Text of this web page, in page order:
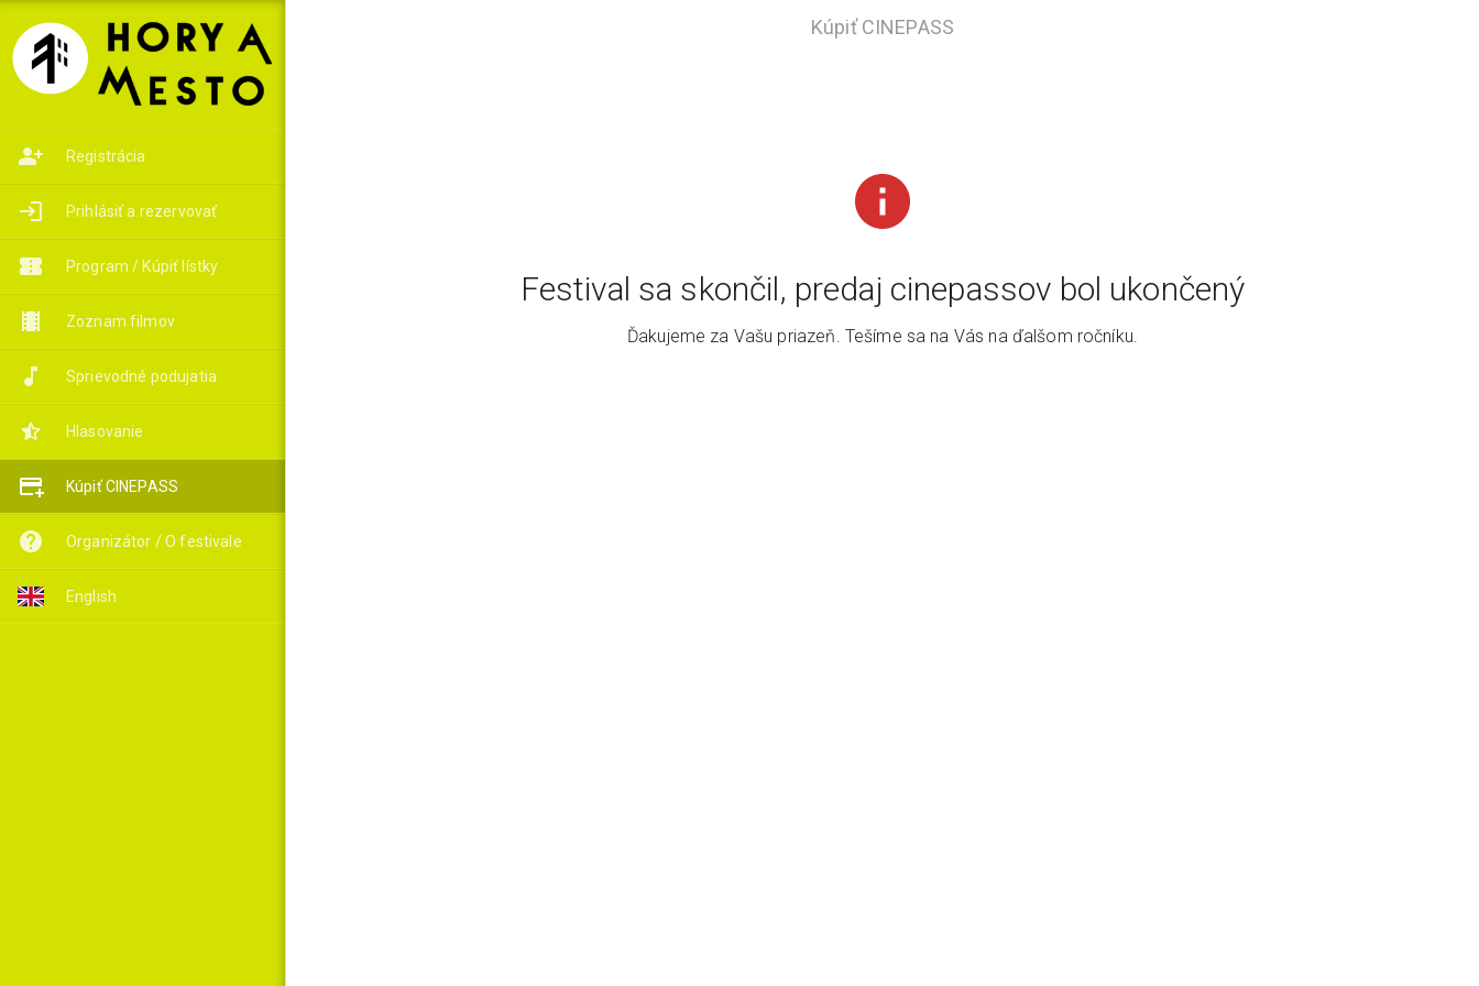
Kúpiť CINEPASS
Registrácia
Prihlásiť a rezervovať
Program / Kúpiť lístky
Zoznam filmov
Sprievodné podujatia
Hlasovanie
Kúpiť CINEPASS
Organizátor / O festivale
English
Festival sa skončil, predaj cinepassov bol ukončený
Ďakujeme za Vašu priazeň. Tešíme sa na Vás na ďalšom ročníku.